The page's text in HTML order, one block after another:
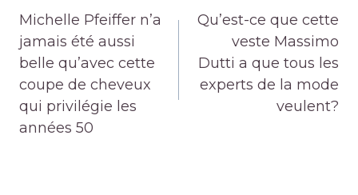
de
l’article
Michelle Pfeiffer n’a
jamais été aussi
belle qu’avec cette
coupe de cheveux
qui privilégie les
années 50
Qu’est-ce que cette
veste Massimo
Dutti a que tous les
experts de la mode
veulent?